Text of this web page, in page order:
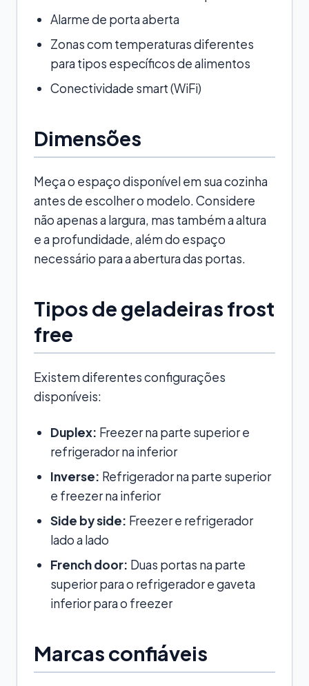
Alarme de porta aberta
Zonas com temperaturas diferentes
para tipos específicos de alimentos
Conectividade smart (WiFi)
Dimensões
Meça o espaço disponível em sua cozinha
antes de escolher o modelo. Considere
não apenas a largura, mas também a altura
e a profundidade, além do espaço
necessário para a abertura das portas.
Tipos de geladeiras frost
free
Existem diferentes configurações
disponíveis:
Duplex: Freezer na parte superior e
refrigerador na inferior
Inverse: Refrigerador na parte superior
e freezer na inferior
Side by side: Freezer e refrigerador
lado a lado
French door: Duas portas na parte
superior para o refrigerador e gaveta
inferior para o freezer
Marcas confiáveis